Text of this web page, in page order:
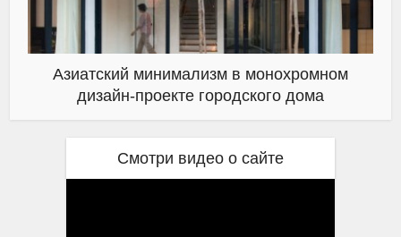
Азиатский минимализм в монохромном
дизайн-проекте городского дома
Смотри видео о сайте